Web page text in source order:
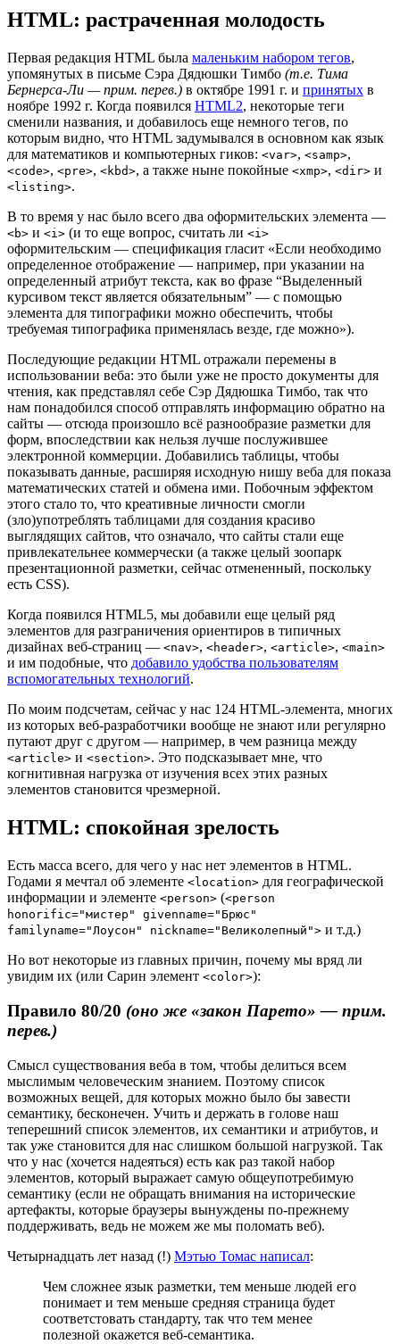
HTML: растраченная молодость
Первая редакция HTML была маленьким набором тегов,
упомянутых в письме Сэра Дядюшки Тимбо (т.е. Тима
Бернерса-Ли — прим. перев.) в октябре 1991 г. и принятых в
ноябре 1992 г. Когда появился HTML2, некоторые теги
сменили названия, и добавилось еще немного тегов, по
которым видно, что HTML задумывался в основном как язык
для математиков и компьютерных гиков: <var>, <samp>,
<code>, <pre>, <kbd>, а также ныне покойные <xmp>, <dir> и
<listing>.
В то время у нас было всего два оформительских элемента —
<b> и <i> (и то еще вопрос, считать ли <i>
оформительским — спецификация гласит «Если необходимо
определенное отображение — например, при указании на
определенный атрибут текста, как во фразе “Выделенный
курсивом текст является обязательным” — с помощью
элемента для типографики можно обеспечить, чтобы
требуемая типографика применялась везде, где можно»).
Последующие редакции HTML отражали перемены в
использовании веба: это были уже не просто документы для
чтения, как представлял себе Сэр Дядюшка Тимбо, так что
нам понадобился способ отправлять информацию обратно на
сайты — отсюда произошло всё разнообразие разметки для
форм, впоследствии как нельзя лучше послужившее
электронной коммерции. Добавились таблицы, чтобы
показывать данные, расширяя исходную нишу веба для показа
математических статей и обмена ими. Побочным эффектом
этого стало то, что креативные личности смогли
(зло)употреблять таблицами для создания красиво
выглядящих сайтов, что означало, что сайты стали еще
привлекательнее коммерчески (а также целый зоопарк
презентационной разметки, сейчас отмененный, поскольку
есть CSS).
Когда появился HTML5, мы добавили еще целый ряд
элементов для разграничения ориентиров в типичных
дизайнах веб-страниц — <nav>, <header>, <article>, <main>
и им подобные, что добавило удобства пользователям
вспомогательных технологий.
По моим подсчетам, сейчас у нас 124 HTML-элемента, многих
из которых веб-разработчики вообще не знают или регулярно
путают друг с другом — например, в чем разница между
<article> и <section>. Это подсказывает мне, что
когнитивная нагрузка от изучения всех этих разных
элементов становится чрезмерной.
HTML: спокойная зрелость
Есть масса всего, для чего у нас нет элементов в HTML.
Годами я мечтал об элементе <location> для географической
информации и элементе <person> (<person
honorific="мистер" givenname="Брюс"
familyname="Лоусон" nickname="Великолепный"> и т.д.)
Но вот некоторые из главных причин, почему мы вряд ли
увидим их (или Сарин элемент <color>):
Правило 80/20 (оно же «закон Парето» — прим.
перев.)
Смысл существования веба в том, чтобы делиться всем
мыслимым человеческим знанием. Поэтому список
возможных вещей, для которых можно было бы завести
семантику, бесконечен. Учить и держать в голове наш
теперешний список элементов, их семантики и атрибутов, и
так уже становится для нас слишком большой нагрузкой. Так
что у нас (хочется надеяться) есть как раз такой набор
элементов, который выражает самую общеупотребимую
семантику (если не обращать внимания на исторические
артефакты, которые браузеры вынуждены по-прежнему
поддерживать, ведь не можем же мы поломать веб).
Четырнадцать лет назад (!) Мэтью Томас написал:
Чем сложнее язык разметки, тем меньше людей его
понимает и тем меньше средняя страница будет
соответстовать стандарту, так что тем менее
полезной окажется веб-семантика.